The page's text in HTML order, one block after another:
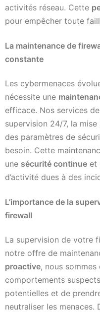
activités réseau. Cette
pour empêcher toute
La maintenance de
constante
Les cybermenaces
nécessite une
efficace. Nos services
supervision 24/7, la
des paramètres de
besoin. Cette
une sécurité continue et
d’activité dues à des
L’importance de la
firewall
La supervision de votre
notre offre de
proactive, nous
comportements
potentielles et de
neutraliser les menaces.